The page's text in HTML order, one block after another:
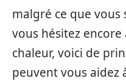
malgré ce que vous
vous hésitez
chaleur, voici de
peuvent vous